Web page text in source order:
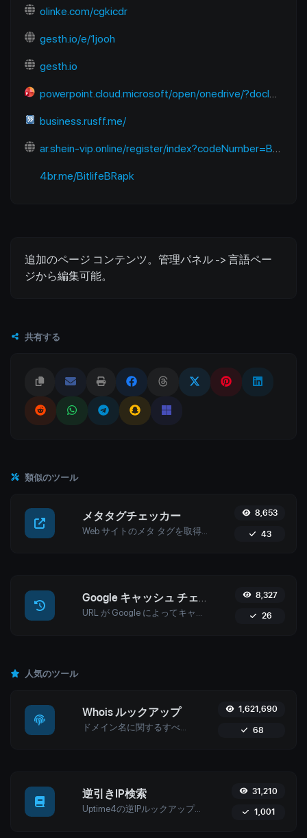
olinke.com/cgkicdr
gesth.io/e/1jooh
gesth.io
powerpoint.cloud.microsoft/open/onedrive/?docId=B2E2FC91EC670A6D%21sfbb50a922dda4602824f13b7dbf01218&driveId=B2E2FC91EC670A6D&wdOrigin=SEARCHENGINE.YANDEX%2CAPPHOME-WEB.BANNER.NEWBLANK-OCDI%2CAPPHOME-WEB.BANNER.NEWBLANK-OCDI&wdPreviousSession=6f938680-9bce-48e1-8baf-f09aa6773cb4&wdPreviousSessionSrc=AppHomeWeb&ct=1765118122983
business.rusff.me/
ar.shein-vip.online/register/index?codeNumber=BISU6KMN
4br.me/BitlifeBRapk
追加のページ コンテンツ。管理パネル -> 言語ペー
ジから編集可能。
共有する
類似のツール
メタタグチェッカー 8,653
43
Google キャッシュ チェッカー
URL が Google によってキャッシュされているかどうかを確認します。
8,327
26
人気のツール
Whois ルックアップ 1,621,690
68
逆引きIP検索
Uptime4の逆IPルックアップツールを使用して、任意のIPに関連付けられたドメインを発見してください。サイバーセキュリティ、ウェブホスティング分析、SEO最適化に最適です。
31,210
1,001